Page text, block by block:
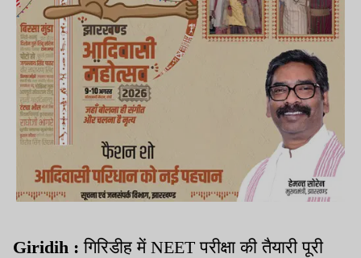
Giridih :गिरिडीह में NEET परीक्षा की तैयारी पूरी